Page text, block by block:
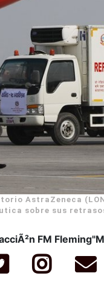
AstraZeneca
sobre sus
FM